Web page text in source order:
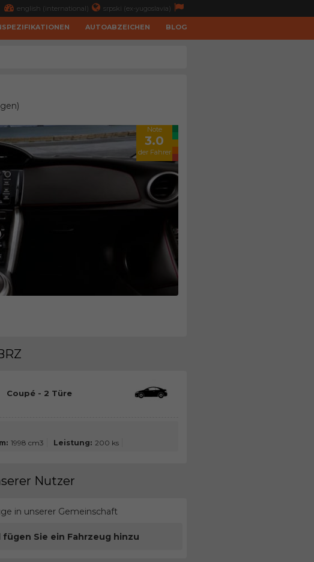
english (international) srpski (ex-yugoslavia)
AUTOABZEICHEN BLOG
Note
3.0
der Fahrer
Coupé - 2 Türe
1998 cm3 Leistung: 200 ks
Nutzer
in unserer Gemeinschaft
Sie ein Fahrzeug hinzu